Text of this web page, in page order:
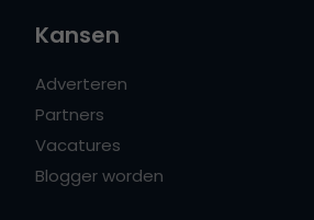
Kansen
Adverteren
Partners
Vacatures
Blogger worden